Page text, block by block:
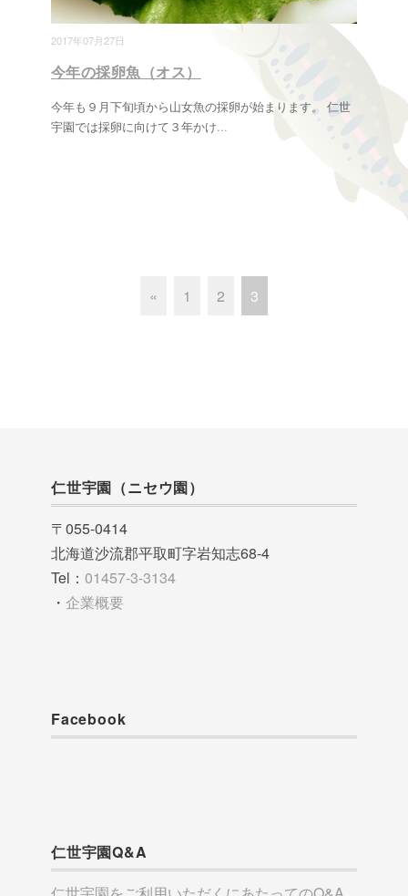
2017年07月27日
今年の採卵魚（オス）
今年も９月下旬頃から山女魚の採卵が始まります。 仁世
宇園では採卵に向けて３年かけ...
« 1 2 3
仁世宇園（ニセウ園）
〒055-0414
北海道沙流郡平取町字岩知志68-4
Tel： 01457-3-3134
・ 企業概要
Facebook
仁世宇園Q&A